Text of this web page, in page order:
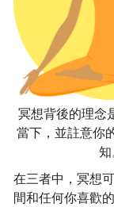
冥想背後的理念
當下，並註意你
知
在三者中，冥想
間和任何你喜歡